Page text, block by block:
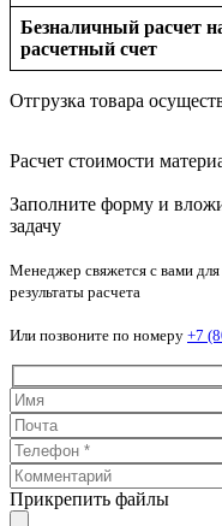
Безналичный расчет
расчетный счет
Отгрузка товара
Расчет стоимости
Заполните форму и
задачу
Менеджер свяжется с вами для
результаты расчета
Или позвоните по номеру +7
Прикрепить файлы